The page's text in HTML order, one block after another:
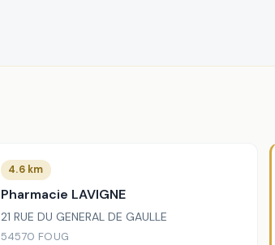
4.6 km
Pharmacie LAVIGNE
21 RUE DU GENERAL DE GAULLE
54570 FOUG